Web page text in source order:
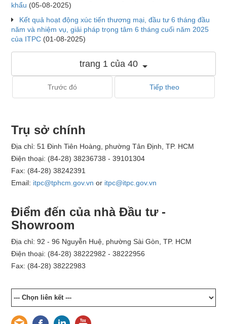
khẩu (05-08-2025)
Kết quả hoạt động xúc tiến thương mại, đầu tư 6 tháng đầu
năm và nhiệm vụ, giải pháp trọng tâm 6 tháng cuối năm 2025
của ITPC (01-08-2025)
trang 1 của 40
Trước đó Tiếp theo
Trụ sở chính
Địa chỉ: 51 Đinh Tiên Hoàng, phường Tân Định, TP. HCM
Điện thoại: (84-28) 38236738 - 39101304
Fax: (84-28) 38242391
Email: itpc@tphcm.gov.vn or itpc@itpc.gov.vn
Điểm đến của nhà Đầu tư -
Showroom
Địa chỉ: 92 - 96 Nguyễn Huệ, phường Sài Gòn, TP. HCM
Điện thoại: (84-28) 38222982 - 38222956
Fax: (84-28) 38222983